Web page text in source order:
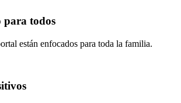
para todos
están enfocados para toda la familia.